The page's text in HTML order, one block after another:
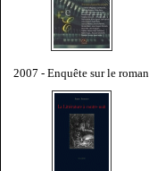
2007 - Enquête sur le roman